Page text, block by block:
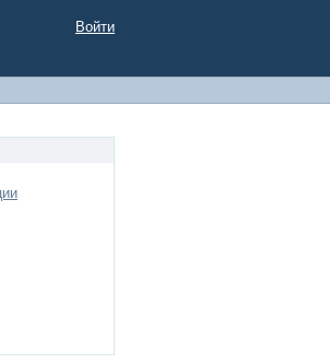
Войти